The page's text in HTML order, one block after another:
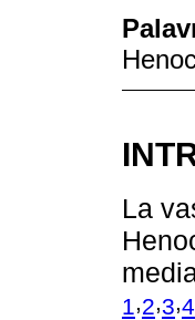
La
1 2 3 4